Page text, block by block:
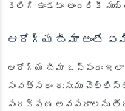
కలిగి ఉండటం అందరికీ
ఆరోగ్య బీమా అంటే
ఆరోగ్య బీమా ఒప్పందం ఇలా
సంవత్సరం రుసుము
సంరక్షణ అవసరాలను